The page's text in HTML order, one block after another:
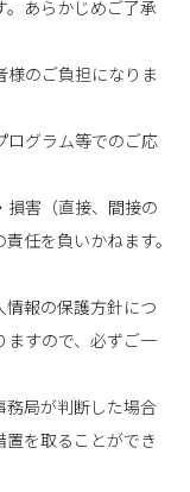
。あらかじめご了承
様のご負担になりま
ログラム等でのご応
損害（直接、間接の
任を負いかねます。
情報の保護方針につ
ますので、必ずご一
務局が判断した場合
を取ることができ